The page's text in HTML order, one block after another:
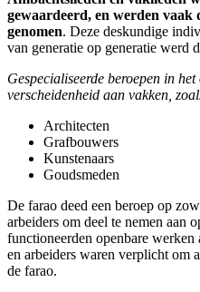
gewaardeerd, en werden vaak
genomen. Deze deskundige
van generatie op generatie werd
Gespecialiseerde beroepen in
verscheidenheid aan vakken,
Architecten
Grafbouwers
Kunstenaars
Goudsmeden
De farao deed een beroep op
arbeiders om deel te nemen aan
functioneerden openbare werken
en arbeiders waren verplicht om
de farao.